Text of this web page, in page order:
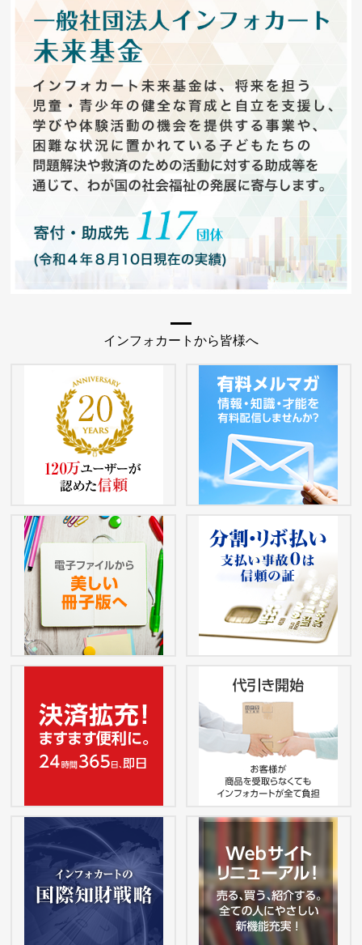
インフォカートから皆様へ